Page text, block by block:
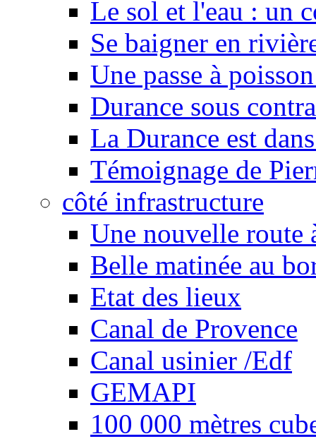
Le sol et l'eau : un
Se baigner en
Une passe à
Durance sous
La Durance est
Témoignage de
côté infrastructure
Une nouvelle route
Belle matinée au
Etat des lieux
Canal de Provence
Canal usinier /Edf
GEMAPI
100 000 mètres